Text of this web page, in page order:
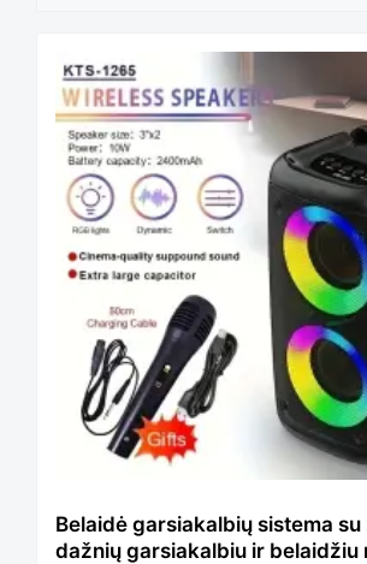
nuo
iki
Belaidė garsiakalbių sistema su
dažnių garsiakalbiu ir belaidžiu
This
product
has
multiple
variants.
The